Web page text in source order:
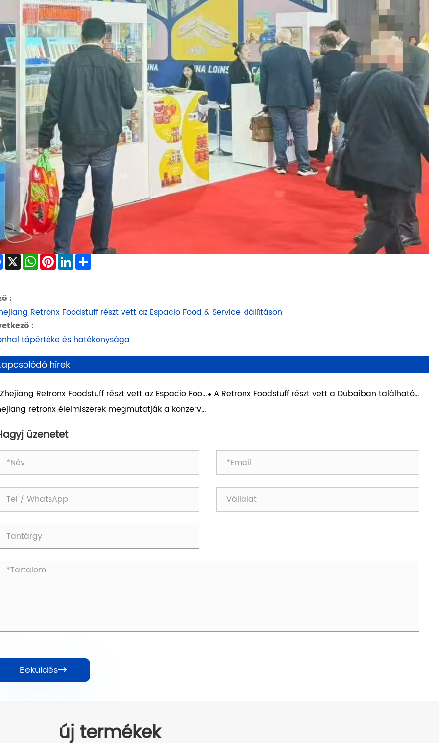
Facebook
X WhatsApp
PinterestLinkedIn
Share
:
Retronx Foodstuff részt vett az Espacio Food & Service kiállításon
:
tápértéke és hatékonysága
hírek
Retronx Foodstuff részt vett az Espacio Food
kiállításon
A Retronx Foodstuff részt vett a Dubaiban található
retronx élelmiszerek megmutatják a konzerv
üzenetet
Beküldés
új termékek